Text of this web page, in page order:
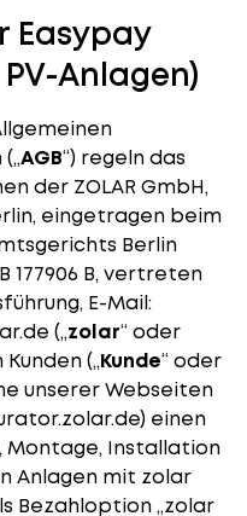
Easypay
Anlagen)
AGB“) regeln das
der ZOLAR GmbH,
eingetragen beim
Berlin
177906 B, vertreten
E-Mail:
(„zolar“ oder
(„Kunde“ oder
unserer Webseiten
) einen
Montage, Installation
Anlagen mit zolar
Bezahloption „zolar